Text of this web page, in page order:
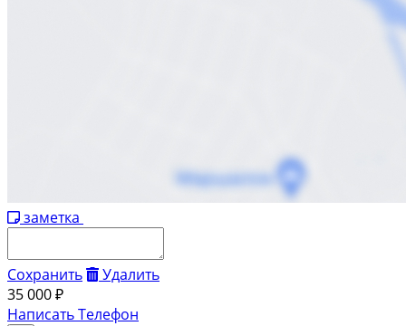
заметка
Сохранить
Удалить
35 000 ₽
НаписатьТелефон